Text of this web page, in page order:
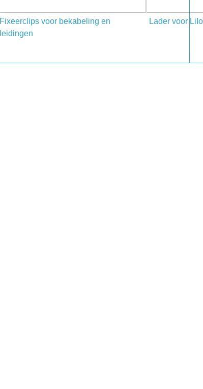
Fixeerclips voor bekabeling en
leidingen
Lader voor